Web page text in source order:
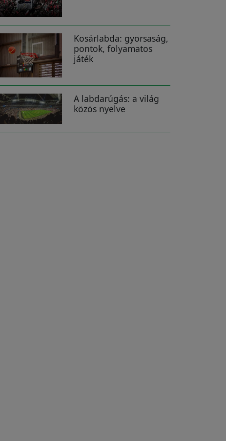
Kosárlabda: gyorsaság,
pontok, folyamatos
játék
A labdarúgás: a világ
közös nyelve